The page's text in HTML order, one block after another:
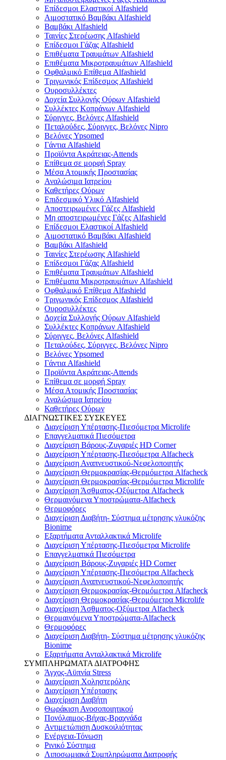
Επίδεσμοι Ελαστικοί Alfashield
Αιμοστατικό Βαμβάκι Alfashield
Βαμβάκι Alfashield
Ταινίες Στερέωσης Alfashield
Επίδεσμοι Γάζας Alfashield
Επιθέματα Τραυμάτων Alfashield
Επιθέματα Μικροτραυμάτων Alfashield
Οφθαλμικό Eπίθεμα Alfashield
Τριγωνικός Επίδεσμος Alfashield
Ουροσυλλέκτες
Δοχεία Συλλογής Ούρων Alfashield
Συλλέκτες Κοπράνων Alfashield
Σύριγγες, Βελόνες Alfashield
Πεταλούδες, Σύριγγες, Βελόνες Nipro
Βελόνες Ypsomed
Γάντια Alfashield
Προϊόντα Ακράτειας-Attends
Επίθεμα σε μορφή Spray
Μέσα Ατομικής Προστασίας
Αναλώσιμα Ιατρείου
Καθετήρες Ούρων
Επιδεσμικό Υλικό Alfashield
Αποστειρωμένες Γάζες Alfashield
Μη αποστειρωμένες Γάζες Alfashield
Επίδεσμοι Ελαστικοί Alfashield
Αιμοστατικό Βαμβάκι Alfashield
Βαμβάκι Alfashield
Ταινίες Στερέωσης Alfashield
Επίδεσμοι Γάζας Alfashield
Επιθέματα Τραυμάτων Alfashield
Επιθέματα Μικροτραυμάτων Alfashield
Οφθαλμικό Eπίθεμα Alfashield
Τριγωνικός Επίδεσμος Alfashield
Ουροσυλλέκτες
Δοχεία Συλλογής Ούρων Alfashield
Συλλέκτες Κοπράνων Alfashield
Σύριγγες, Βελόνες Alfashield
Πεταλούδες, Σύριγγες, Βελόνες Nipro
Βελόνες Ypsomed
Γάντια Alfashield
Προϊόντα Ακράτειας-Attends
Επίθεμα σε μορφή Spray
Μέσα Ατομικής Προστασίας
Αναλώσιμα Ιατρείου
Καθετήρες Ούρων
ΔΙΑΓΝΩΣΤΙΚΕΣ ΣΥΣΚΕΥΕΣ
Διαχείριση Υπέρτασης-Πιεσόμετρα Microlife
Επαγγελματικά Πιεσόμετρα
Διαχείριση Βάρους-Ζυγαριές HD Corner
Διαχείριση Υπέρτασης-Πιεσόμετρα Alfacheck
Διαχείριση Αναπνευστικού-Νεφελοποιητής
Διαχείριση Θερμοκρασίας-Θερμόμετρα Alfacheck
Διαχείριση Θερμοκρασίας-Θερμόμετρα Microlife
Διαχείριση Άσθματος-Οξύμετρα Alfacheck
Θερμαινόμενα Υποστρώματα-Alfacheck
Θερμοφόρες
Διαχείριση Διαβήτη- Σύστημα μέτρησης γλυκόζης
Bionime
Εξαρτήματα Ανταλλακτικά Microlife
Διαχείριση Υπέρτασης-Πιεσόμετρα Microlife
Επαγγελματικά Πιεσόμετρα
Διαχείριση Βάρους-Ζυγαριές HD Corner
Διαχείριση Υπέρτασης-Πιεσόμετρα Alfacheck
Διαχείριση Αναπνευστικού-Νεφελοποιητής
Διαχείριση Θερμοκρασίας-Θερμόμετρα Alfacheck
Διαχείριση Θερμοκρασίας-Θερμόμετρα Microlife
Διαχείριση Άσθματος-Οξύμετρα Alfacheck
Θερμαινόμενα Υποστρώματα-Alfacheck
Θερμοφόρες
Διαχείριση Διαβήτη- Σύστημα μέτρησης γλυκόζης
Bionime
Εξαρτήματα Ανταλλακτικά Microlife
ΣΥΜΠΛΗΡΩΜΑΤΑ ΔΙΑΤΡΟΦΗΣ
Άγχος-Αϋπνία Stress
Διαχείριση Χοληστερόλης
Διαχείριση Υπέρτασης
Διαχείριση Διαβήτη
Θωράκιση Ανοσοποιητικού
Πονόλαιμος-Βήχας-Βραχνάδα
Αντιμετώπιση Δυσκοιλιότητας
Eνέργεια-Τόνωση
Ρινικό Σύστημα
Λιποσωμιακά Συμπληρώματα Διατροφής